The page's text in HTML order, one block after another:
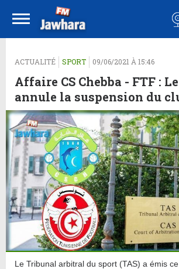
ACTUALITÉ SPORT 09/06/2021 À 15:46
Affaire CS Chebba - FTF :
annule la suspension du
Le Tribunal arbitral du sport (TAS) a émis